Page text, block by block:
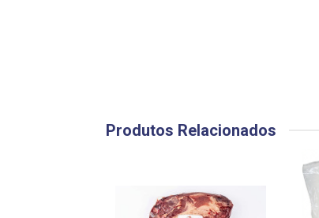
Produtos Relacionados